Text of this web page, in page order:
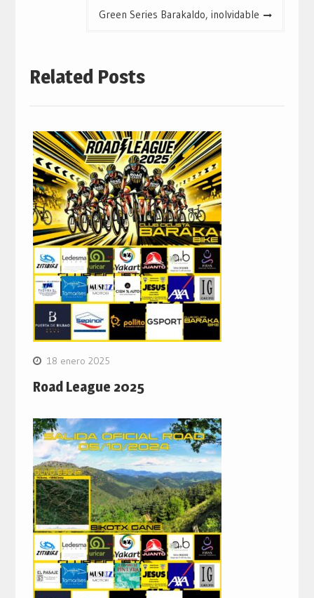
Green Series Barakaldo, inolvidable
Related Posts
18 enero 2025
Road League 2025